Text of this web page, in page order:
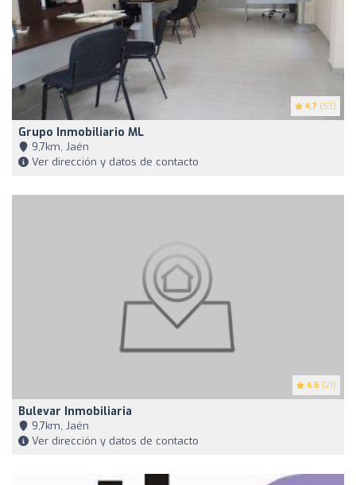
4.7 (53)
Grupo Inmobiliario ML
9,7km, Jaén
Ver dirección y datos de contacto
4.6 (21)
Bulevar Inmobiliaria
9,7km, Jaén
Ver dirección y datos de contacto